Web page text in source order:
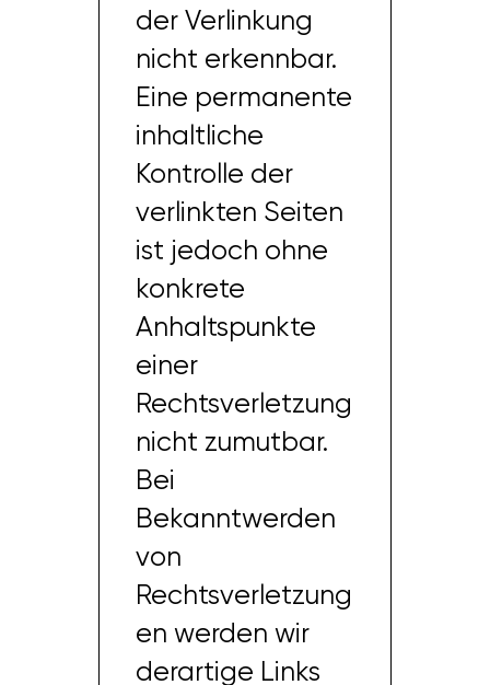
der Verlinkung
nicht erkennbar.
Eine permanente
inhaltliche
Kontrolle der
verlinkten Seiten
ist jedoch ohne
konkrete
Anhaltspunkte
einer
Rechtsverletzung
nicht zumutbar.
Bei
Bekanntwerden
von
Rechtsverletzung
en werden wir
derartige Links